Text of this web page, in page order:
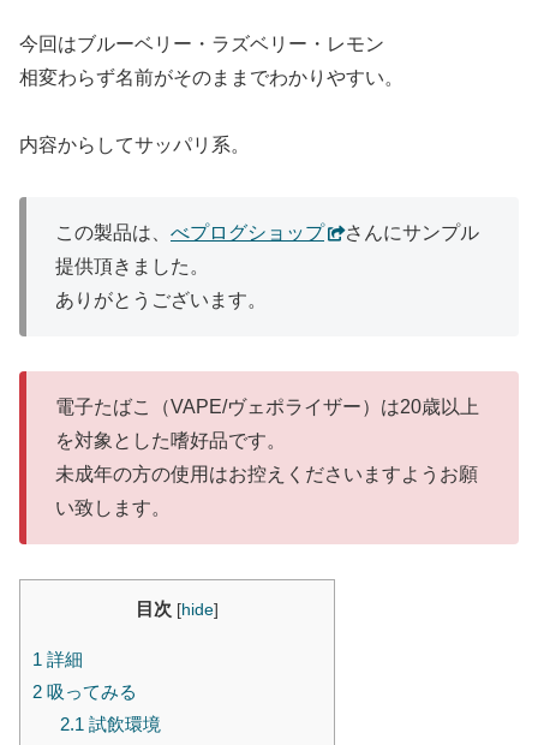
今回はブルーベリー・ラズベリー・レモン
相変わらず名前がそのままでわかりやすい。
内容からしてサッパリ系。
この製品は、 べプログショップ
さんにサンプル
提供頂きました。
ありがとうございます。
電子たばこ（VAPE/ヴェポライザー）は20歳以上
を対象とした嗜好品です。
未成年の方の使用はお控えくださいますようお願
い致します。
目次 [hide]
1 詳細
2 吸ってみる
2.1 試飲環境